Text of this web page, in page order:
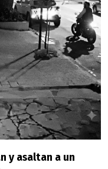
y asaltan a un